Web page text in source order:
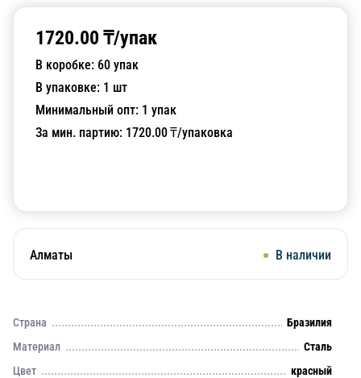
1720.00 ₸/упак
В коробке: 60 упак
В упаковке: 1 шт
Минимальный опт: 1 упак
За мин. партию: 1720.00₸/упаковка
Алматы В наличии
Страна
Бразилия
Материал
Сталь
Цвет
красный